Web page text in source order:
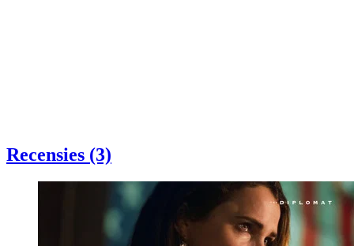
Recensies (3)